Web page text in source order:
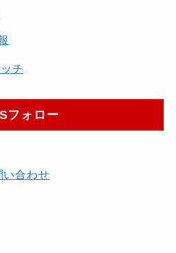
チ
フォロー
い合わせ